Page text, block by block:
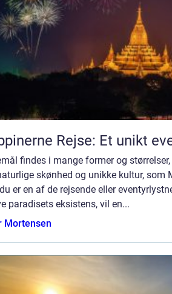
Rejse: Et unikt
findes i mange former og
skønhed og unikke kultur, som
er en af de rejsende eller
paradisets eksistens, vil en...
Mortensen